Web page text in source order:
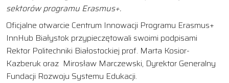
sektorów programu Erasmus+.
Oficjalne otwarcie Centrum Innowacji Programu Erasmus+
InnHub Białystok przypieczętowali swoimi podpisami
Rektor Politechniki Białostockiej prof. Marta Kosior-
Kazberuk oraz Mirosław Marczewski, Dyrektor Generalny
Fundacji Rozwoju Systemu Edukacji.